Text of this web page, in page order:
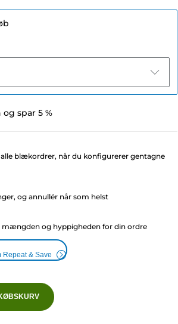
spar 5 %
alle blækordrer, når du konfigurerer gentagne
og annullér når som helst
mængden og hyppigheden for din ordre
Repeat & Save